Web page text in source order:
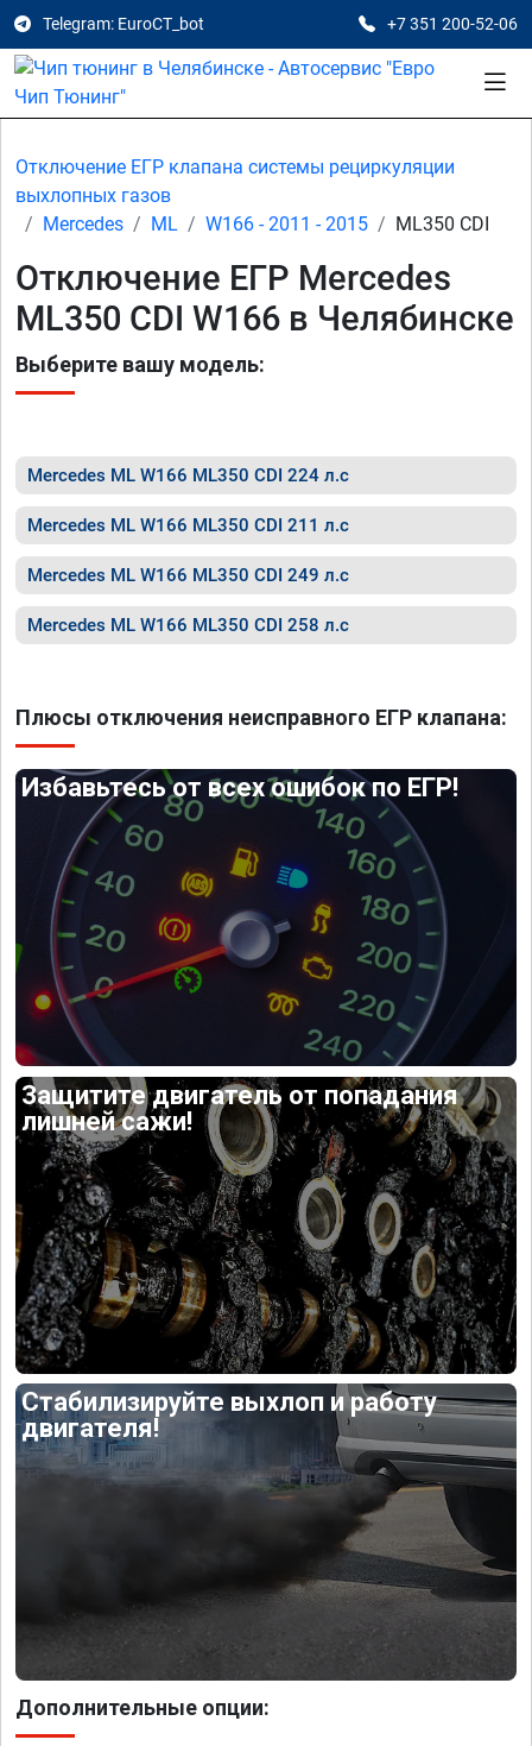
Telegram: EuroCT_bot +7 351 200-52-06
Отключение ЕГР клапана системы рециркуляции
выхлопных газов
Mercedes
ML W166 - 2011 - 2015 ML350 CDI
Отключение ЕГР Mercedes
ML350 CDI W166 в Челябинске
Выберите вашу модель:
Mercedes ML W166 ML350 CDI 224 л.с
Mercedes ML W166 ML350 CDI 211 л.с
Mercedes ML W166 ML350 CDI 249 л.с
Mercedes ML W166 ML350 CDI 258 л.с
Плюсы отключения неисправного ЕГР клапана:
Избавьтесь от всех ошибок по ЕГР!
Защитите двигатель от попадания
лишней сажи!
Стабилизируйте выхлоп и работу
двигателя!
Дополнительные опции: